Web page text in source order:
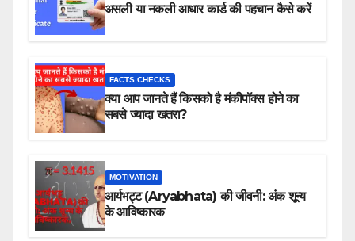
असली या नकली आधार कार्ड की पहचान कैसे करें
FACTS CHECKS
क्या आप जानते हैं किसको है मंकीपॉक्स होने का
सबसे ज्यादा खतरा?
MOTIVATION
आर्यभट्ट (Aryabhata) की जीवनी: अंक शून्य
के आविष्कारक